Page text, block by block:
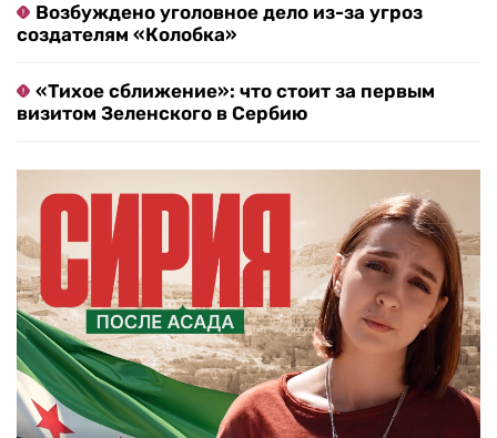
Возбуждено уголовное дело из-за угроз
создателям «Колобка»
«Тихое сближение»: что стоит за первым
визитом Зеленского в Сербию